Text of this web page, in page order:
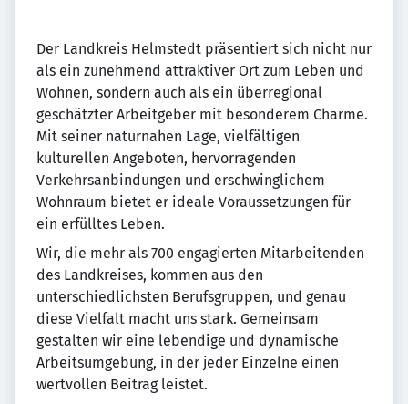
Der Landkreis Helmstedt präsentiert sich nicht nur
als ein zunehmend attraktiver Ort zum Leben und
Wohnen, sondern auch als ein überregional
geschätzter Arbeitgeber mit besonderem Charme.
Mit seiner naturnahen Lage, vielfältigen
kulturellen Angeboten, hervorragenden
Verkehrsanbindungen und erschwinglichem
Wohnraum bietet er ideale Voraussetzungen für
ein erfülltes Leben.
Wir, die mehr als 700 engagierten Mitarbeitenden
des Landkreises, kommen aus den
unterschiedlichsten Berufsgruppen, und genau
diese Vielfalt macht uns stark. Gemeinsam
gestalten wir eine lebendige und dynamische
Arbeitsumgebung, in der jeder Einzelne einen
wertvollen Beitrag leistet.